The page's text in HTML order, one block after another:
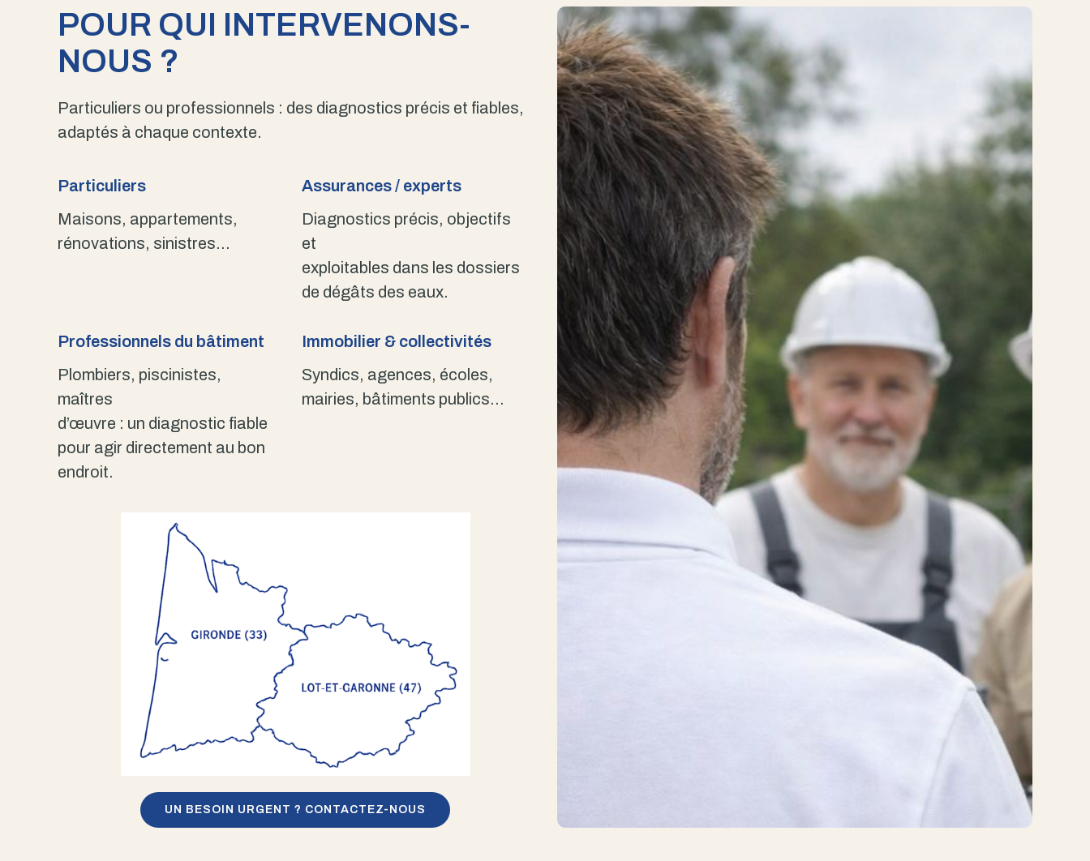
POUR QUI INTERVENONS-
NOUS ?
Particuliers ou professionnels : des diagnostics précis et fiables,
adaptés à chaque contexte.
Particuliers
Maisons, appartements,
rénovations, sinistres…
Assurances / experts
Diagnostics précis, objectifs
et
exploitables dans les dossiers
de dégâts des eaux.
Professionnels du bâtiment
Plombiers, piscinistes,
maîtres
d’œuvre : un diagnostic fiable
pour agir directement au bon
endroit.
Immobilier & collectivités
Syndics, agences, écoles,
mairies, bâtiments publics…
UN BESOIN URGENT ? CONTACTEZ-NOUS